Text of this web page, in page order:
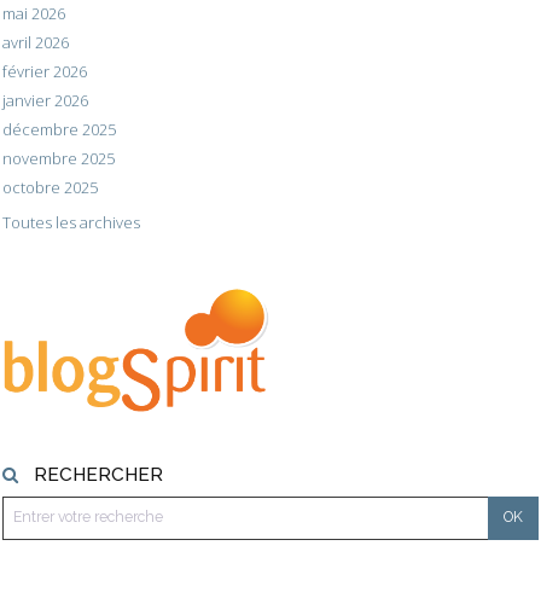
mai 2026
avril 2026
février 2026
janvier 2026
décembre 2025
novembre 2025
octobre 2025
Toutes les archives
RECHERCHER